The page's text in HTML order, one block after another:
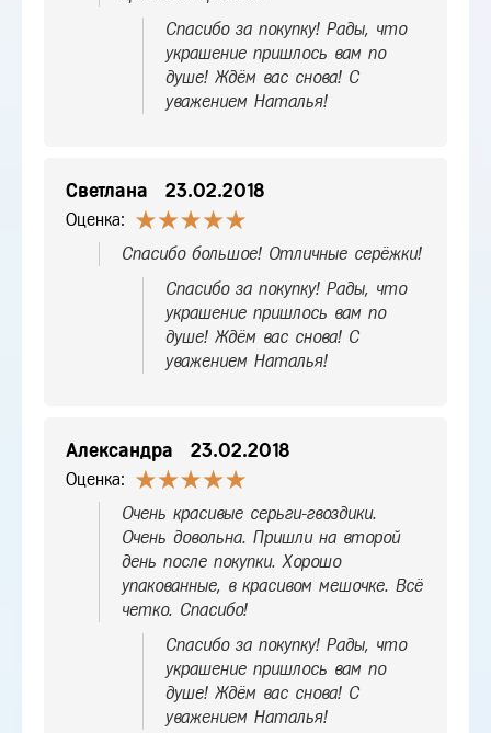
Спасибо за покупку! Рады, что
украшение пришлось вам по
душе! Ждём вас снова! С
уважением Наталья!
Светлана 23.02.2018
Оценка:
Спасибо большое! Отличные серёжки!
Спасибо за покупку! Рады, что
украшение пришлось вам по
душе! Ждём вас снова! С
уважением Наталья!
Александра 23.02.2018
Оценка:
Очень красивые серьги-гвоздики.
Очень довольна. Пришли на второй
день после покупки. Хорошо
упакованные, в красивом мешочке. Всё
четко. Спасибо!
Спасибо за покупку! Рады, что
украшение пришлось вам по
душе! Ждём вас снова! С
уважением Наталья!